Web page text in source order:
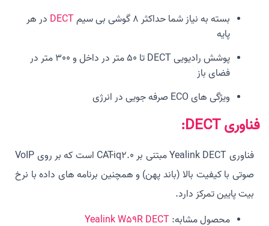
بسته به نیاز شما حداکثر 8 گوشی بی سیم DECT در هر
پایه
پوشش رادیویی DECT تا 50 متر در داخل و 300 متر در
فضای باز
ویژگی های ECO صرفه جویی در انرژی
فناوری DECT:
فناوری Yealink DECT مبتنی بر CAT-iq2.0 است که بر روی VoIP
صوتی با کیفیت بالا (باند پهن) و همچنین برنامه های داده با نرخ
بیت پایین تمرکز دارد.
محصول مشابه:Yealink W59R DECT